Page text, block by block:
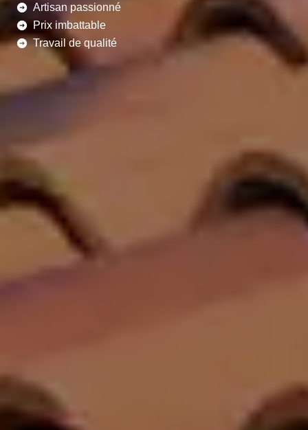
Artisan passionné
Prix imbattable
Travail de qualité